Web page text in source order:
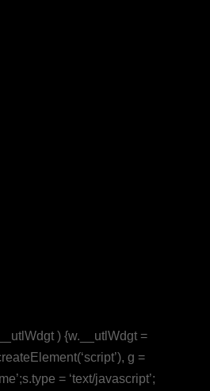
) {w.__utlWdgt =
g =
= ‘text/javascript’;